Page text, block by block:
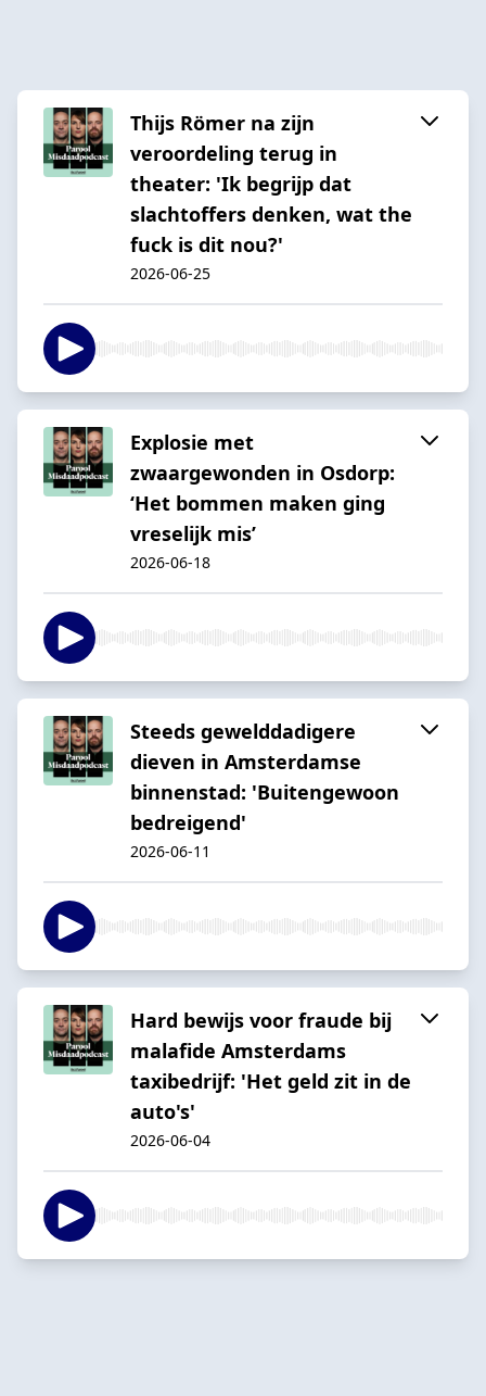
Thijs Römer na zijn
veroordeling terug in
theater: 'Ik begrijp dat
slachtoffers denken, wat the
fuck is dit nou?'
2026-06-25
Explosie met
zwaargewonden in Osdorp:
‘Het bommen maken ging
vreselijk mis’
2026-06-18
Steeds gewelddadigere
dieven in Amsterdamse
binnenstad: 'Buitengewoon
bedreigend'
2026-06-11
Hard bewijs voor fraude bij
malafide Amsterdams
taxibedrijf: 'Het geld zit in de
auto's'
2026-06-04